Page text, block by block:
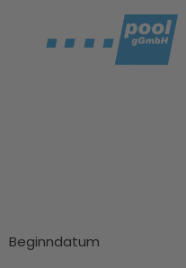
Beginndatum